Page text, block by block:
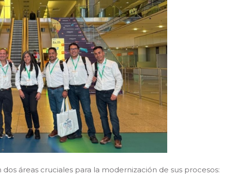
áreas cruciales para la modernización de sus procesos: